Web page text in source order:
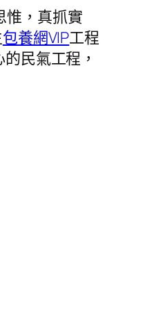
惟，真抓實
包養網VIP工程
民氣工程，